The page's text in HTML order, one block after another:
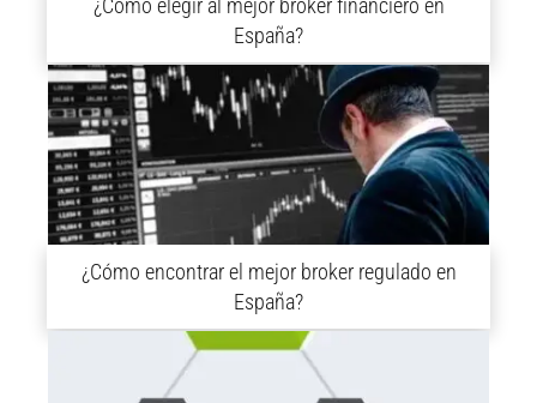
¿Cómo elegir al mejor broker financiero en
España?
¿Cómo encontrar el mejor broker regulado en
España?